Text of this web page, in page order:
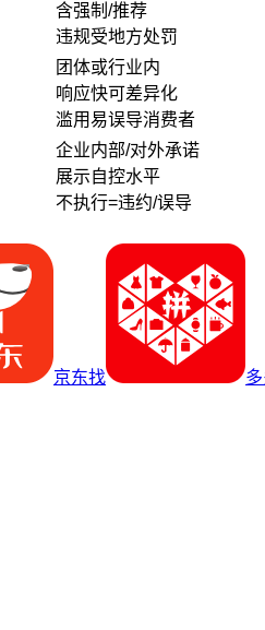
含强制/推荐
违规受地方处罚
团体或行业内
响应快可差异化
滥用易误导消费者
企业内部/对外承诺
展示自控水平
不执行=违约/误导
京东找